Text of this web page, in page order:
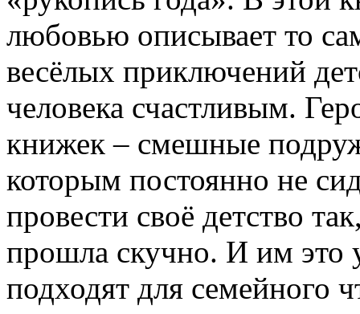
любовью описывает то
весёлых приключений
человека счастливым.
книжек – смешные
которым постоянно не
провести своё детство
прошла скучно. И им это
подходят для семейного